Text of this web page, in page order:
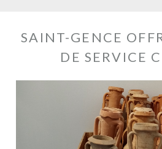
SAINT-GENCE
DE SERVICE